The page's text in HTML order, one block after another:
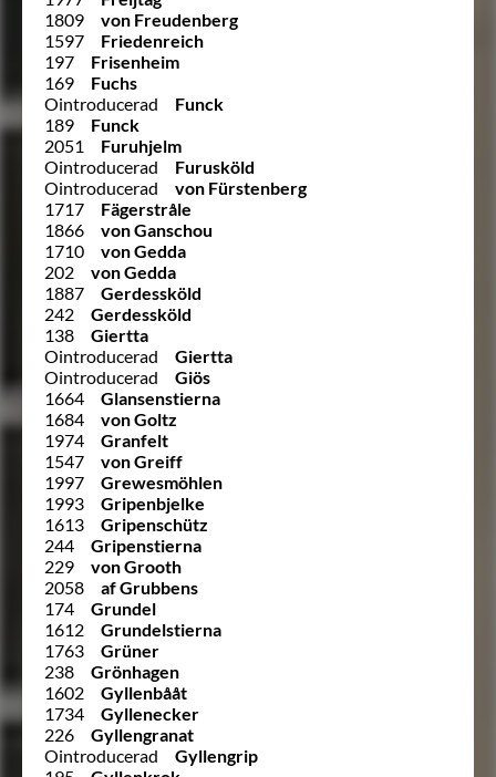
1809
von Freudenberg
1597
Friedenreich
197
Frisenheim
169
Fuchs
Ointroducerad
Funck
189
Funck
2051
Furuhjelm
Ointroducerad
Furusköld
Ointroducerad
von Fürstenberg
1717
Fägerstråle
1866
von Ganschou
1710
von Gedda
202
von Gedda
1887
Gerdessköld
242
Gerdessköld
138
Giertta
Ointroducerad
Giertta
Ointroducerad
Giös
1664
Glansenstierna
1684
von Goltz
1974
Granfelt
1547
von Greiff
1997
Grewesmöhlen
1993
Gripenbjelke
1613
Gripenschütz
244
Gripenstierna
229
von Grooth
2058
af Grubbens
174
Grundel
1612
Grundelstierna
1763
Grüner
238
Grönhagen
1602
Gyllenbååt
1734
Gyllenecker
226
Gyllengranat
Ointroducerad
Gyllengrip